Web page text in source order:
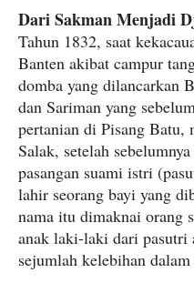
Dari Sakman Menjadi
Tahun 1832, saat
Banten akibat campur
domba yang dilancarkan
dan Sariman yang
pertanian di Pisang Batu,
Salak, setelah
pasangan suami istri
lahir seorang bayi yang
nama itu dimaknai orang
anak laki-laki dari
sejumlah kelebihan